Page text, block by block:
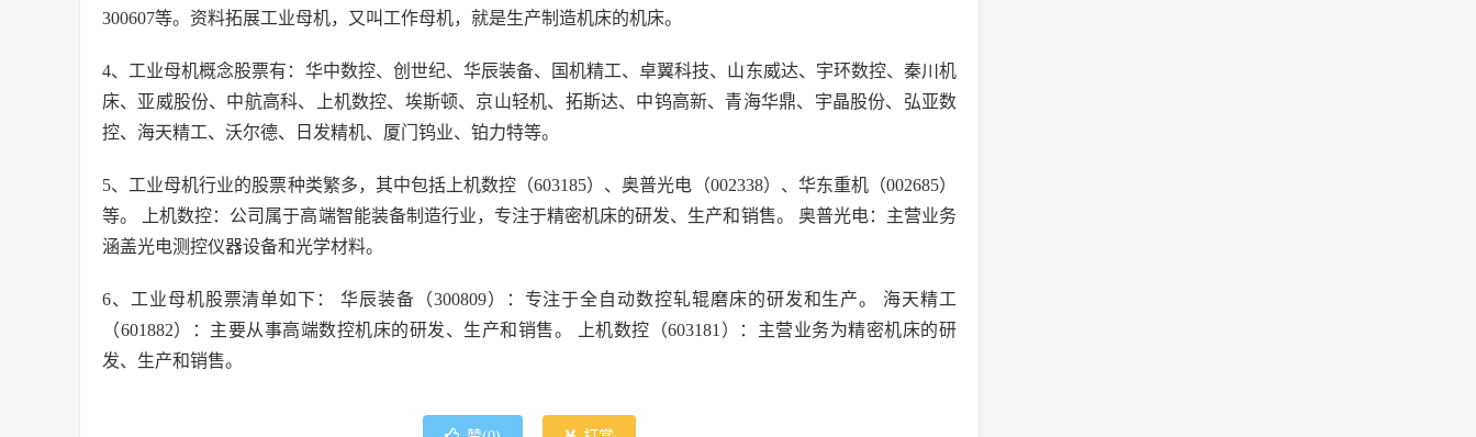
300607等。资料拓展工业母机，又叫工作母机，就是生产制造机床的机床。
4、工业母机概念股票有：华中数控、创世纪、华辰装备、国机精工、卓翼科技、山东威达、宇环数控、秦川机
床、亚威股份、中航高科、上机数控、埃斯顿、京山轻机、拓斯达、中钨高新、青海华鼎、宇晶股份、弘亚数
控、海天精工、沃尔德、日发精机、厦门钨业、铂力特等。
5、工业母机行业的股票种类繁多，其中包括上机数控（603185）、奥普光电（002338）、华东重机（002685）
等。 上机数控：公司属于高端智能装备制造行业，专注于精密机床的研发、生产和销售。 奥普光电：主营业务
涵盖光电测控仪器设备和光学材料。
6、工业母机股票清单如下： 华辰装备（300809）：专注于全自动数控轧辊磨床的研发和生产。 海天精工
（601882）：主要从事高端数控机床的研发、生产和销售。 上机数控（603181）：主营业务为精密机床的研
发、生产和销售。